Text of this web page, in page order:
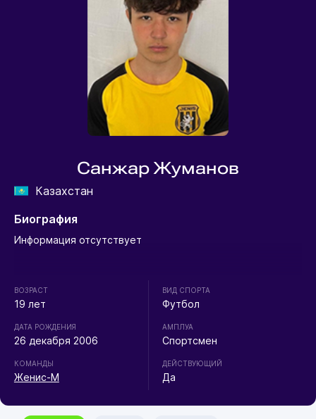
Санжар Жуманов
Казахстан
Биография
Информация отсутствует
ВОЗРАСТ
19 лет
ДАТА РОЖДЕНИЯ
26 декабря 2006
КОМАНДЫ
Женис-М
ВИД СПОРТА
Футбол
АМПЛУА
Спортсмен
ДЕЙСТВУЮЩИЙ
Да